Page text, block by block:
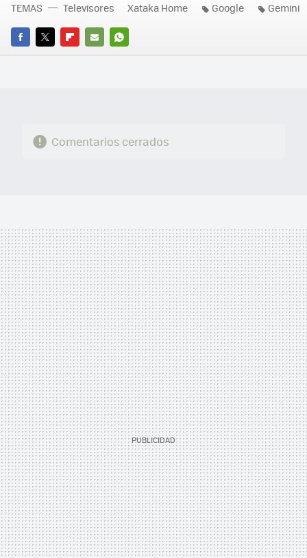
FACEBOOK
TWITTERFLIPBOARD
E-
WHATSAPP
TEMAS Televisores Xataka Home Google Gemini
Comentarios cerrados